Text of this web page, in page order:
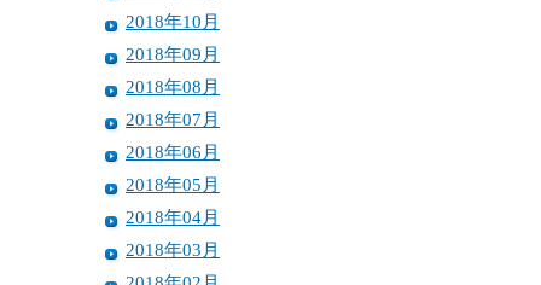
2018年10月
2018年09月
2018年08月
2018年07月
2018年06月
2018年05月
2018年04月
2018年03月